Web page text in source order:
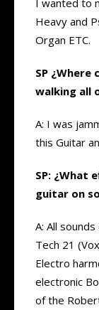
I wanted to
Heavy and
Organ ETC.
SP
walking all
A: I was
this Guitar
SP: ¿What
guitar on
A: All
Tech 21
Electro
electronic
of the